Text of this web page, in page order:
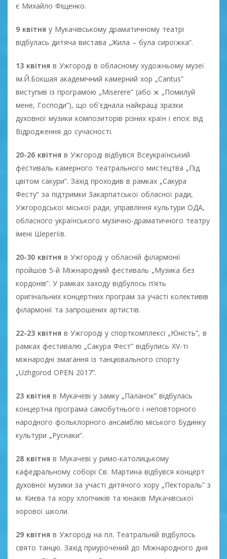
є Михайло Фіщенко.
9 квітня у Мукачівському драматичному театрі
відбулась дитяча вистава „Жила – була сироїжка”.
13 квітня в Ужгороді в обласному художньому музеї
ім.Й.Бокшая академічний камерний хор „Cantus”
виступив із програмою „Miserere” (або ж „Помилуй
мене, Господи”), що об'єднала найкращі зразки
духовної музики композиторів різних країн і епох: від
Відродження до сучасності.
20-26 квітня в Ужгороді відбувся Всеукраїнський
фестиваль камерного театрального мистецтва „Під
цвітом сакури”. Захід проходив в рамках „Сакура
Фесту” за підтримки Закарпатської обласної ради,
Ужгородської міської ради, управління культури ОДА,
обласного українського музично-драматичного театру
імені Шерегіїв.
20-30 квітня в Ужгороді у обласній філармонії
пройшов 5-й Міжнародний фестиваль „Музика без
кордонів”. У рамках заходу відбулось п’ять
оригінальних концертних програм за участі колективів
філармонії та запрошених артистів.
22-23 квітня в Ужгороді у спорткомплексі „Юність”, в
рамках фестивалю „Сакура Фест” відбулись XV-ті
міжнародні змагання із танцювального спорту
„Uzhgorod OPEN 2017”.
23 квітня в Мукачеві у замку „Паланок” відбулась
концертна програма самобутнього і неповторного
народного фольклорного ансамблю міського Будинку
культури „Руснаки”.
28 квітня в Мукачеві у римо-католицькому
кафедральному соборі Св. Мартина відбувся концерт
духовної музики за участі дитячого хору „Пектораль” з
м. Києва та хору хлопчиків та юнаків Мукачівської
хорової школи.
29 квітня в Ужгороді на пл. Театральній відбулось
свято танцю. Захід приурочений до Міжнародного дня